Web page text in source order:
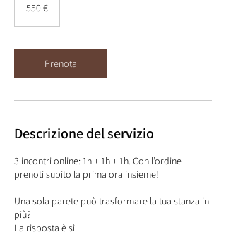
550 €
Prenota
Descrizione del servizio
3 incontri online: 1h + 1h + 1h. Con l’ordine
prenoti subito la prima ora insieme!
Una sola parete può trasformare la tua stanza in
più?
La risposta è sì.